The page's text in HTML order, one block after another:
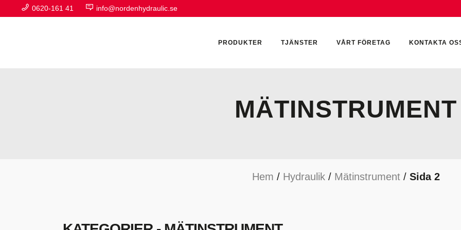
0620-161 41 info@nordenhydraulic.se
PRODUKTER
HYDRAULIKTILLBEHÖR HYDRAULMOTORER
TJÄNSTER VÅRT FÖRETAG KONTAKTA
MÄTINSTRUMENT
Hem / Hydraulik/ Mätinstrument/ Sida 2